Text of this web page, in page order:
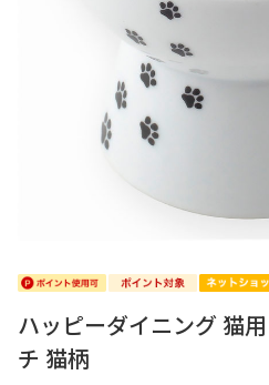
ハッピーダイニング 猫
チ 猫柄